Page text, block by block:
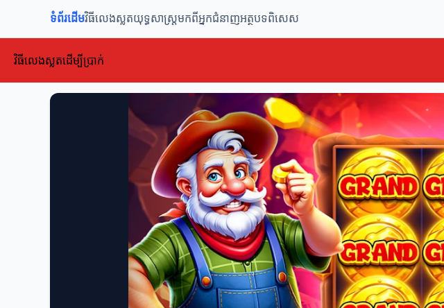
ទំព័រដើមវិធីលេងស្លតយុទ្ធសាស្ត្រមកពីអ្នកជំនាញអត្ថបទពិសេស
វិធីលេងស្លតដើម្បីប្រាក់